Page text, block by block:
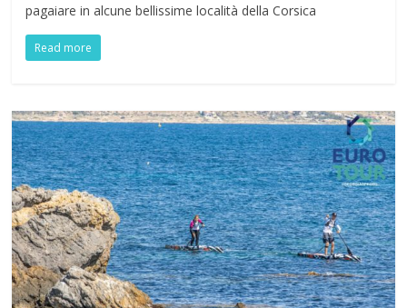
pagaiare in alcune bellissime località della Corsica
Read more